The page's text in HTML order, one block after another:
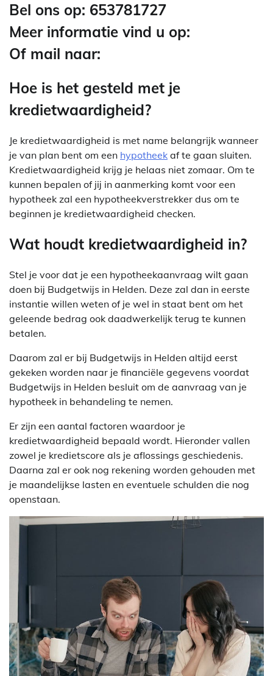
Bel ons op: 653781727
Meer informatie vind u op:
Of mail naar:
Hoe is het gesteld met je
kredietwaardigheid?
Je kredietwaardigheid is met name belangrijk wanneer
je van plan bent om een hypotheek af te gaan sluiten.
Kredietwaardigheid krijg je helaas niet zomaar. Om te
kunnen bepalen of jij in aanmerking komt voor een
hypotheek zal een hypotheekverstrekker dus om te
beginnen je kredietwaardigheid checken.
Wat houdt kredietwaardigheid in?
Stel je voor dat je een hypotheekaanvraag wilt gaan
doen bij Budgetwijs in Helden. Deze zal dan in eerste
instantie willen weten of je wel in staat bent om het
geleende bedrag ook daadwerkelijk terug te kunnen
betalen.
Daarom zal er bij Budgetwijs in Helden altijd eerst
gekeken worden naar je financiële gegevens voordat
Budgetwijs in Helden besluit om de aanvraag van je
hypotheek in behandeling te nemen.
Er zijn een aantal factoren waardoor je
kredietwaardigheid bepaald wordt. Hieronder vallen
zowel je kredietscore als je aflossings geschiedenis.
Daarna zal er ook nog rekening worden gehouden met
je maandelijkse lasten en eventuele schulden die nog
openstaan.